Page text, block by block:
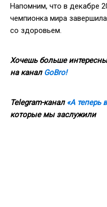
Напомним, что в декабре
чемпионка мира
со здоровьем.
Хочешь больше
на канал GoBro!
Telegram-канал «А теперь
которые мы заслужили